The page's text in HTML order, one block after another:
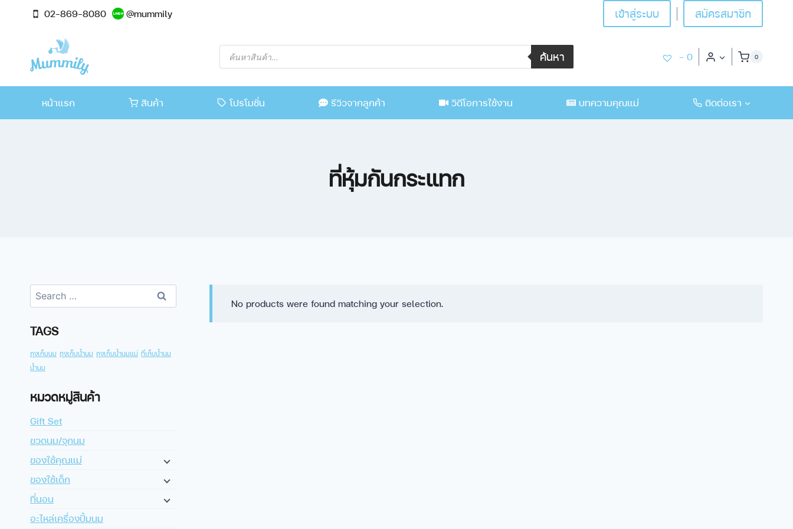
02-869-8080 @mummily เข้าสู่ระบบ สมัครสมาชิก
ค้นหา - 0 0
หน้าแรก สินค้า โปรโมชั่น รีวิวจากลูกค้า วิดีโอการใช้งาน บทความคุณแม่ ติดต่อเรา
ที่หุ้มกันกระแทก
No products were found matching your selection.
TAGS
ถุงเก็บนม ถุงเก็บน้ำนม ถุงเก็บน้ำนมแม่ ที่เก็บน้ำนม
น้ำนม
หมวดหมู่สินค้า
Gift Set
ขวดนม/จุกนม
ของใช้คุณแม่
ของใช้เด็ก
ที่นอน
อะไหล่เครื่องปั้มนม